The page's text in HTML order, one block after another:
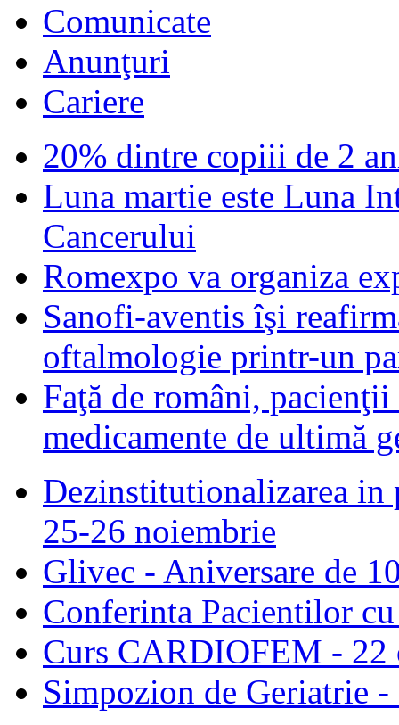
Comunicate
Anunţuri
Cariere
20% dintre copiii de 2
Luna martie este Luna
Cancerului
Romexpo va organiza
Sanofi-aventis îşi
oftalmologie printr-un
Faţă de români, pacienţii
medicamente de ultimă
Dezinstitutionalizarea in
25-26 noiembrie
Glivec - Aniversare de
Conferinta Pacientilor
Curs CARDIOFEM - 22
Simpozion de Geriatrie